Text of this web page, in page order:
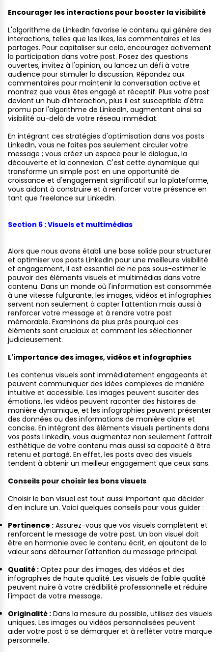
Encourager les interactions pour booster la visibilité
L'algorithme de LinkedIn favorise le contenu qui génère des
interactions, telles que les likes, les commentaires et les
partages. Pour capitaliser sur cela, encouragez activement
la participation dans votre post. Posez des questions
ouvertes, invitez à l'opinion, ou lancez un défi à votre
audience pour stimuler la discussion. Répondez aux
commentaires pour maintenir la conversation active et
montrez que vous êtes engagé et réceptif. Plus votre post
devient un hub d'interaction, plus il est susceptible d'être
promu par l'algorithme de LinkedIn, augmentant ainsi sa
visibilité au-delà de votre réseau immédiat.
En intégrant ces stratégies d'optimisation dans vos posts
LinkedIn, vous ne faites pas seulement circuler votre
message ; vous créez un espace pour le dialogue, la
découverte et la connexion. C'est cette dynamique qui
transforme un simple post en une opportunité de
croissance et d'engagement significatif sur la plateforme,
vous aidant à construire et à renforcer votre présence en
tant que freelance sur LinkedIn.
Section 6 : Visuels et multimédias
Alors que nous avons établi une base solide pour structurer
et optimiser vos posts LinkedIn pour une meilleure visibilité
et engagement, il est essentiel de ne pas sous-estimer le
pouvoir des éléments visuels et multimédias dans votre
contenu. Dans un monde où l'information est consommée
à une vitesse fulgurante, les images, vidéos et infographies
servent non seulement à capter l'attention mais aussi à
renforcer votre message et à rendre votre post
mémorable. Examinons de plus près pourquoi ces
éléments sont cruciaux et comment les sélectionner
judicieusement.
L'importance des images, vidéos et infographies
Les contenus visuels sont immédiatement engageants et
peuvent communiquer des idées complexes de manière
intuitive et accessible. Les images peuvent susciter des
émotions, les vidéos peuvent raconter des histoires de
manière dynamique, et les infographies peuvent présenter
des données ou des informations de manière claire et
concise. En intégrant des éléments visuels pertinents dans
vos posts LinkedIn, vous augmentez non seulement l'attrait
esthétique de votre contenu mais aussi sa capacité à être
retenu et partagé. En effet, les posts avec des visuels
tendent à obtenir un meilleur engagement que ceux sans.
Conseils pour choisir les bons visuels
Choisir le bon visuel est tout aussi important que décider
d'en inclure un. Voici quelques conseils pour vous guider :
Pertinence : Assurez-vous que vos visuels complètent et
renforcent le message de votre post. Un bon visuel doit
être en harmonie avec le contenu écrit, en ajoutant de la
valeur sans détourner l'attention du message principal.
Qualité : Optez pour des images, des vidéos et des
infographies de haute qualité. Les visuels de faible qualité
peuvent nuire à votre crédibilité professionnelle et réduire
l'impact de votre message.
Originalité : Dans la mesure du possible, utilisez des visuels
uniques. Les images ou vidéos personnalisées peuvent
aider votre post à se démarquer et à refléter votre marque
personnelle.